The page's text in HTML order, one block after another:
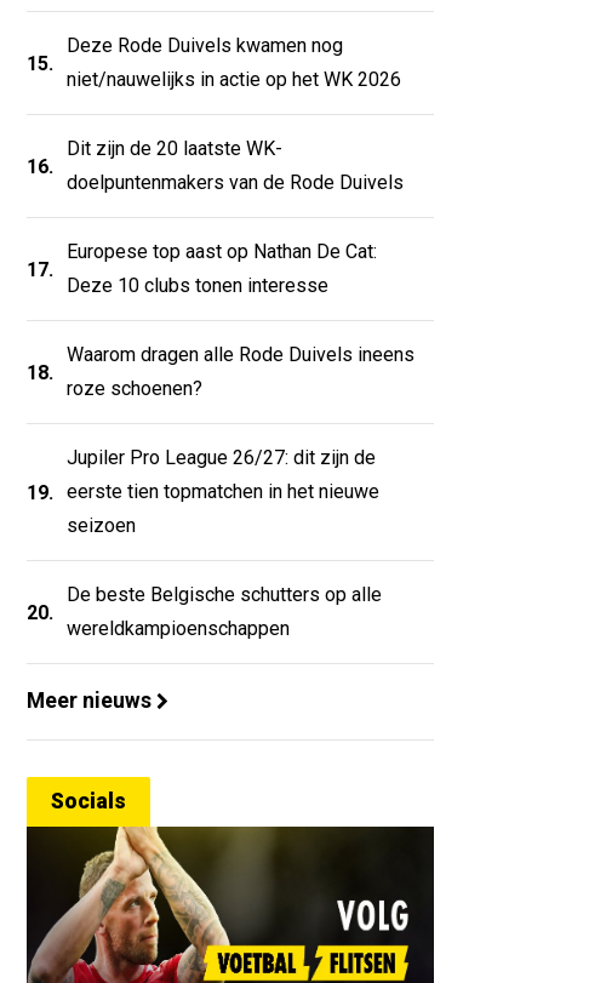
15.
Deze Rode Duivels kwamen nog
niet/nauwelijks in actie op het WK 2026
16.
Dit zijn de 20 laatste WK-
doelpuntenmakers van de Rode Duivels
17.
Europese top aast op Nathan De Cat:
Deze 10 clubs tonen interesse
18.
Waarom dragen alle Rode Duivels ineens
roze schoenen?
19.
Jupiler Pro League 26/27: dit zijn de
eerste tien topmatchen in het nieuwe
seizoen
20.
De beste Belgische schutters op alle
wereldkampioenschappen
Meer nieuws
Socials